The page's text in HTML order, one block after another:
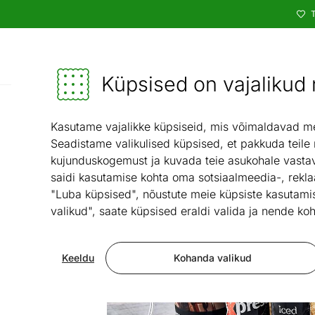
Küpsised on
Kasutame vajalikke küpsiseid, mis võimaldavad
Seadistame valikulised küpsised, et pakkuda
kujunduskogemust ja kuvada teie asukohale
saidi kasutamise kohta oma sotsiaalmeedia-,
"Luba küpsised", nõustute meie küpsiste
valikud", saate küpsised eraldi valida ja nende
Kohanda valikud
Keeldu
Mööbel ja sisustus - ON24